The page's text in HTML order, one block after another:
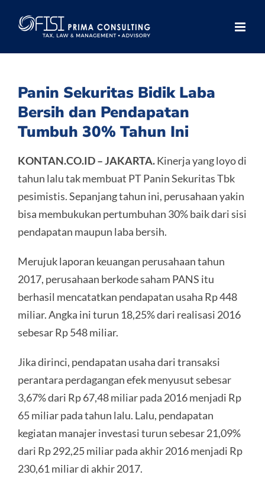
Panin Sekuritas Bidik Laba
Bersih dan Pendapatan
Tumbuh 30% Tahun Ini
KONTAN.CO.ID – JAKARTA.Kinerja yang loyo di
tahun lalu tak membuat PT Panin Sekuritas Tbk
pesimistis. Sepanjang tahun ini, perusahaan yakin
bisa membukukan pertumbuhan 30% baik dari sisi
pendapatan maupun laba bersih.
Merujuk laporan keuangan perusahaan tahun
2017, perusahaan berkode saham PANS itu
berhasil mencatatkan pendapatan usaha Rp 448
miliar. Angka ini turun 18,25% dari realisasi 2016
sebesar Rp 548 miliar.
Jika dirinci, pendapatan usaha dari transaksi
perantara perdagangan efek menyusut sebesar
3,67% dari Rp 67,48 miliar pada 2016 menjadi Rp
65 miliar pada tahun lalu. Lalu, pendapatan
kegiatan manajer investasi turun sebesar 21,09%
dari Rp 292,25 miliar pada akhir 2016 menjadi Rp
230,61 miliar di akhir 2017.